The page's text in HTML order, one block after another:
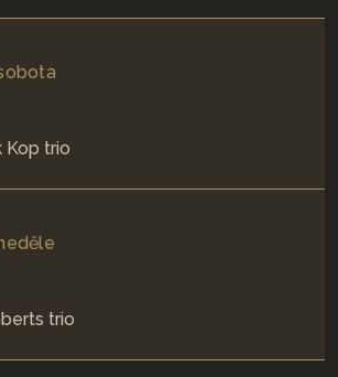
Kop trio
trio